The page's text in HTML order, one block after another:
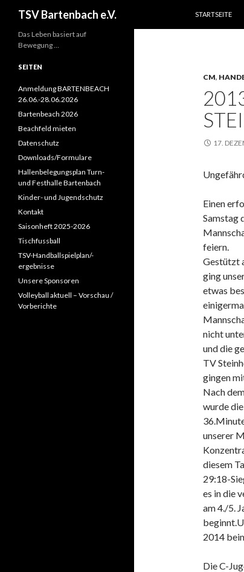
TSV Bartenbach e.V.
STARTSEITE
CM,
17.
Einen
Samstag
feiern.
Gestützt
ging
etwas
nicht
und die
TV
gingen
Nach
wurde
unserer
diesem
29:18-
es in die
am 4./5.
2014
Die C-
Das Leben basiert auf
Bewegung …
SEITEN
Anmeldung BARTENBEACH
26.06.-28.06.2026
Bartenbeach 2026
Beachfeld mieten
Datenschutz
Downloads/Formulare
Hallenbelegungsplan Turn-
und Festhalle Bartenbach
Kinder- und Jugendschutz
Kontakt
Saisonheft 2025-2026
Tischfussball
TSV-Handballspielplan/-
ergebnisse
Unsere Sponsoren
Volleyball aktuell – Vorschau /
Vorberichte